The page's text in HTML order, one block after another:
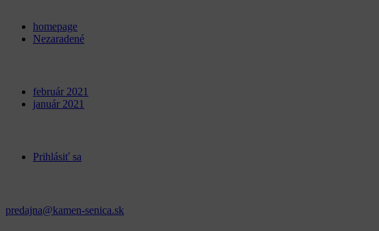
homepage
Nezaradené
február 2021
január 2021
Prihlásiť sa
predajna@kamen-senica.sk